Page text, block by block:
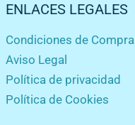
ENLACES LEGALES
Condiciones de Compra
Aviso Legal
Política de privacidad
Política de Cookies